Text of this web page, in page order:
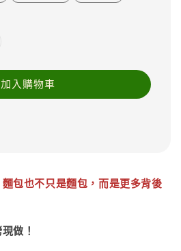
加入購物車
麵包也不只是麵包，而是更多背後
做！